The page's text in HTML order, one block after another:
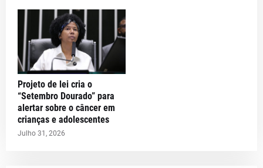
Projeto de lei cria o
“Setembro Dourado” para
alertar sobre o câncer em
crianças e adolescentes
Julho 31, 2026